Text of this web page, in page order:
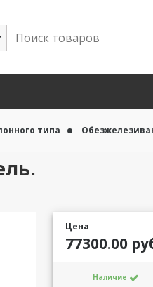
типа
Цена
77300.00
Наличие